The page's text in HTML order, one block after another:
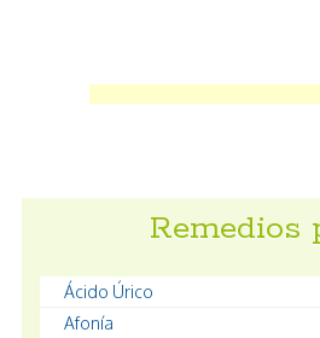
Remedios
Ácido Úrico
Afonía